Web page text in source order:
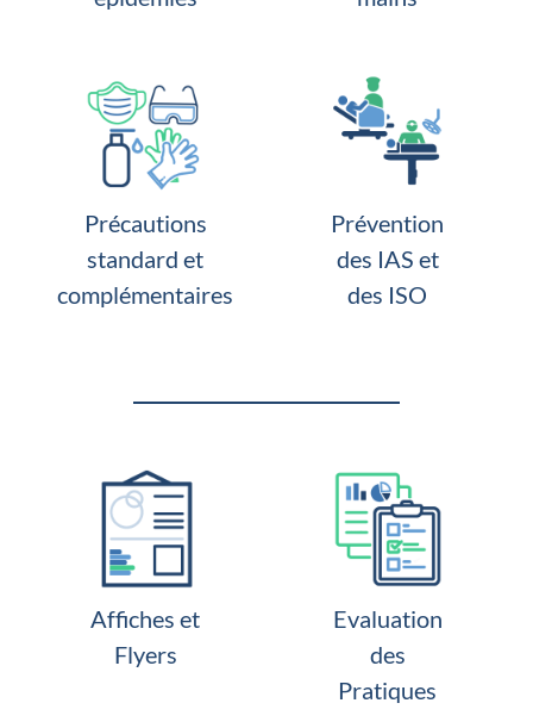
Précautions
standard et
complémentaires
Prévention
des IAS et
des ISO
Affiches et
Flyers
Evaluation
des
Pratiques